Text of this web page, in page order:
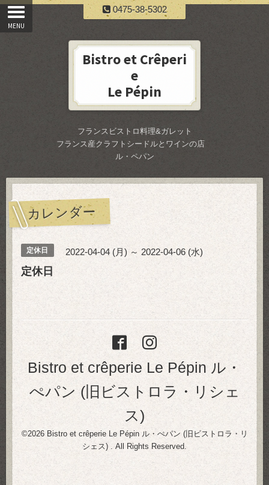
0475-38-5302
Bistro et Crêperi
e
Le Pépin
フランスビストロ料理&ガレット
フランス産クラフトシードルとワインの店
ル・ペパン
カレンダー
定休日 2022-04-04 (月) ～ 2022-04-06 (水)
定休日
Bistro et crêperie Le Pépin ル・
ぺパン (旧ビストロラ・リシェ
ス)
©2026 Bistro et crêperie Le Pépin ル・ぺパン (旧ビストロラ・リ
シェス)
. All Rights Reserved.